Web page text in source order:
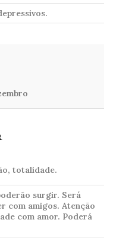
totalidade.
surgir. Será
com amigos. Atenção
com amor. Poderá